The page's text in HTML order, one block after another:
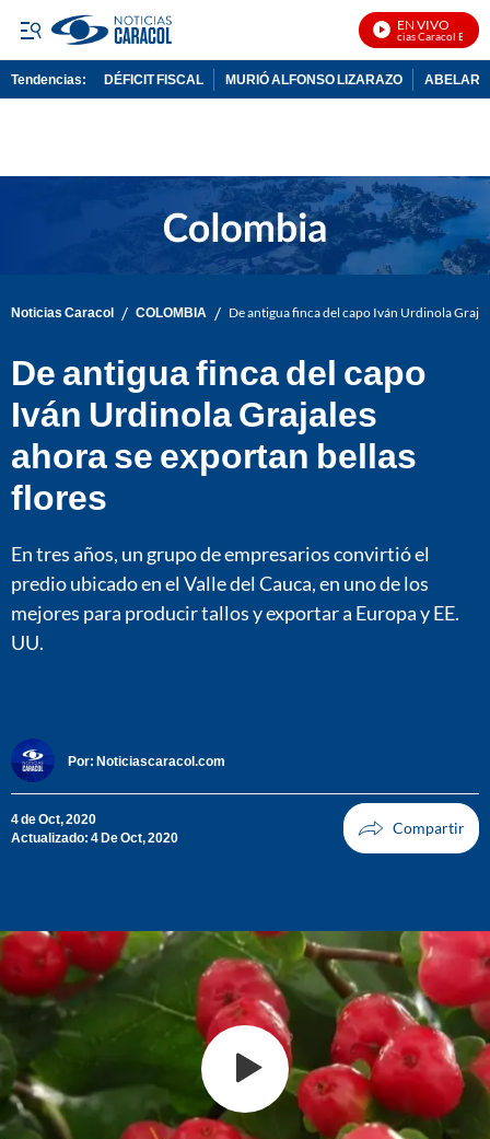
EN VIVO
Noticias Caracol En Vivo
Tendencias: DÉFICIT FISCAL MURIÓ ALFONSO LIZARAZO
Noticias Caracol / COLOMBIA / De antigua finca del capo Iván Urdinola
De antigua finca del capo
Iván Urdinola Grajales
ahora se exportan bellas
flores
En tres años, un grupo de empresarios convirtió el
predio ubicado en el Valle del Cauca, en uno de los
mejores para producir tallos y exportar a Europa y EE.
UU.
Por: Noticiascaracol.com
4 de Oct, 2020
Actualizado: 4 De Oct, 2020